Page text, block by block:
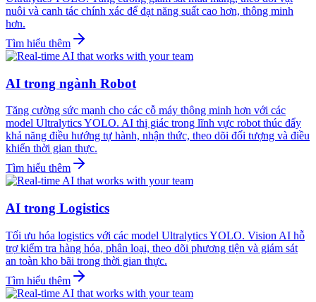
nuôi và canh tác chính xác để đạt năng suất cao hơn, thông minh
hơn.
Tìm hiểu thêm
AI trong ngành Robot
Tăng cường sức mạnh cho các cỗ máy thông minh hơn với các
model Ultralytics YOLO. AI thị giác trong lĩnh vực robot thúc đẩy
khả năng điều hướng tự hành, nhận thức, theo dõi đối tượng và điều
khiển thời gian thực.
Tìm hiểu thêm
AI trong Logistics
Tối ưu hóa logistics với các model Ultralytics YOLO. Vision AI hỗ
trợ kiểm tra hàng hóa, phân loại, theo dõi phương tiện và giám sát
an toàn kho bãi trong thời gian thực.
Tìm hiểu thêm